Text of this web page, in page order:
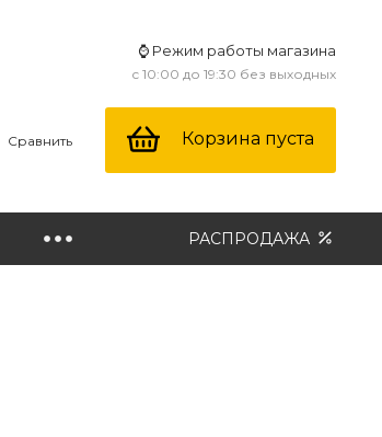
⌚ Режим работы магазина
с 10:00 до 19:30 без выходных
Сравнить Корзина пуста
РАСПРОДАЖА